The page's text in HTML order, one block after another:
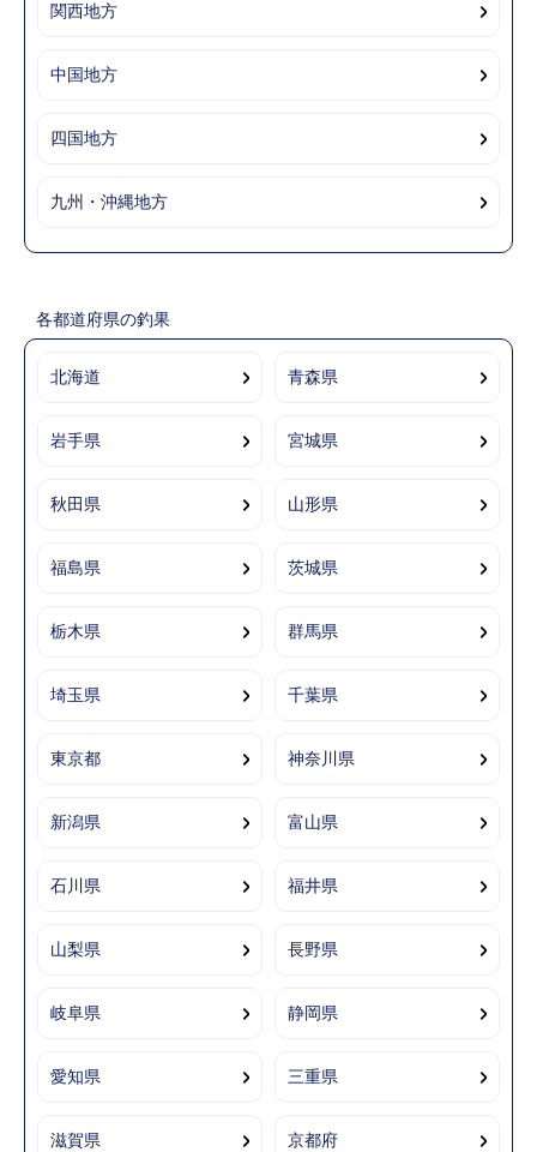
関西地方
中国地方
四国地方
九州・沖縄地方
各都道府県の釣果
北海道 青森県
岩手県 宮城県
秋田県 山形県
福島県 茨城県
栃木県 群馬県
埼玉県 千葉県
東京都 神奈川県
新潟県 富山県
石川県 福井県
山梨県 長野県
岐阜県 静岡県
愛知県 三重県
滋賀県 京都府